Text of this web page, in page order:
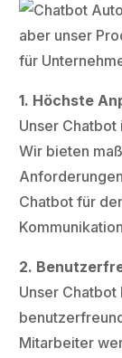
aber unser
für
1. Höchste
Unser
Wir bieten
Chatbot für
2.
Unser
Mitarbeiter